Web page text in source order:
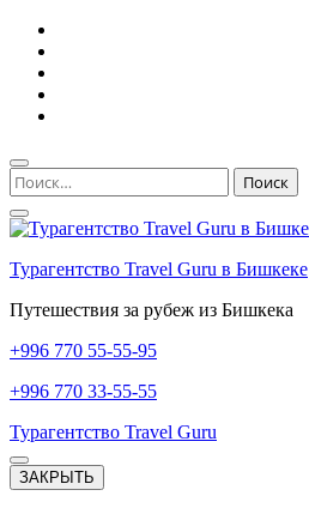
Перейти
содержимому
(нажмите
Enter)
Найти:
Турагентство Travel Guru в Бишкеке
Путешествия за рубеж из Бишкека
+996 770 55-55-95
+996 770 33-55-55
Турагентство Travel Guru
ЗАКРЫТЬ